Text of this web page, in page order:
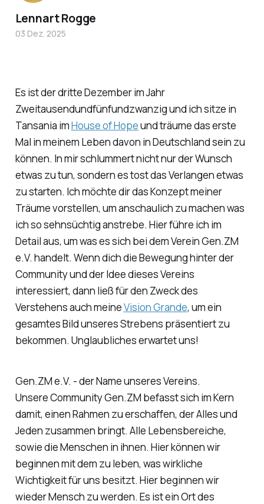
Es ist der dritte Dezember im Jahr
Zweitausendundfünfundzwanzig und ich sitze in
Tansania imHouse of Hopeund träume das erste
Mal in meinem Leben davon in Deutschland sein zu
können. In mir schlummert nicht nur der Wunsch
etwas zu tun, sondern es tost das Verlangen etwas
zu starten. Ich möchte dir das Konzept meiner
Träume vorstellen, um anschaulich zu machen was
ich so sehnsüchtig anstrebe. Hier führe ich im
Detail aus, um was es sich bei dem Verein Gen.ZM
e.V. handelt. Wenn dich die Bewegung hinter der
Community und der Idee dieses Vereins
interessiert, dann ließ für den Zweck des
Verstehens auch meineVision Grande, um ein
gesamtes Bild unseres Strebens präsentiert zu
bekommen. Unglaubliches erwartet uns!
Gen.ZM e.V. - der Name unseres Vereins.
Unsere Community Gen.ZM befasst sich im Kern
damit, einen Rahmen zu erschaffen, der Alles und
Jeden zusammen bringt. Alle Lebensbereiche,
sowie die Menschen in ihnen. Hier können wir
beginnen mit dem zu leben, was wirkliche
Wichtigkeit für uns besitzt. Hier beginnen wir
wieder Mensch zu werden. Es ist ein Ort des
Lennart Rogge
03 Dez. 2025